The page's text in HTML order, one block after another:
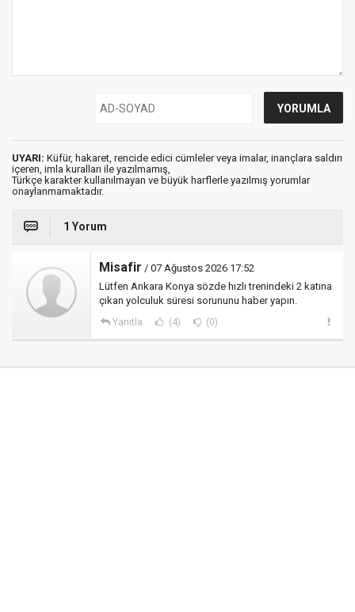
UYARI: Küfür, hakaret, rencide edici cümleler veya imalar, inançlara saldırı
içeren, imla kuralları ile yazılmamış,
Türkçe karakter kullanılmayan ve büyük harflerle yazılmış yorumlar
onaylanmamaktadır.
1 Yorum
Misafir / 07 Ağustos 2026 17:52
Lütfen Ankara Konya sözde hızlı trenindeki 2 katına
çıkan yolculuk süresi sorununu haber yapın.
Yanıtla (4) (0)